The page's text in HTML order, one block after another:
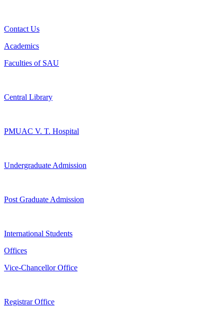
Contact Us
Academics
Faculties of SAU
Central Library
PMUAC V. T. Hospital
Undergraduate Admission
Post Graduate Admission
International Students
Offices
Vice-Chancellor Office
Registrar Office